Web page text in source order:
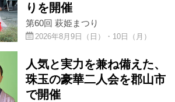
葛尾村 川内村
宮城県
仙台市 大玉村
りを開催
第60回 萩姫まつり
2026年8月9日（日）・10日（月）
人気と実力を兼ね備えた、
珠玉の豪華二人会を郡山市
で開催